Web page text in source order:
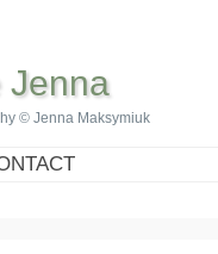
Jenna
© Jenna Maksymiuk